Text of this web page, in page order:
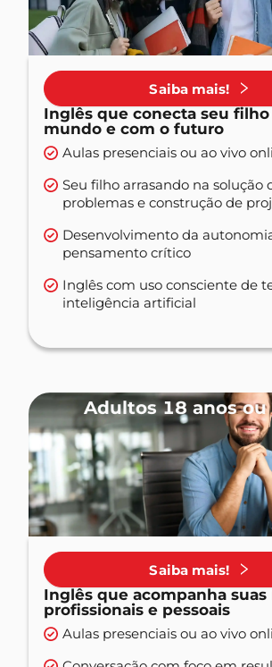
Saiba mais!
Inglês que conecta seu
mundo e com o futuro
Aulas presenciais ou ao vivo
Seu filho arrasando na solução
problemas e construção de
Desenvolvimento da
pensamento crítico
Inglês com uso consciente de
inteligência artificial
Adultos 18 anos ou
Saiba mais!
Inglês que acompanha suas
profissionais e pessoais
Aulas presenciais ou ao vivo